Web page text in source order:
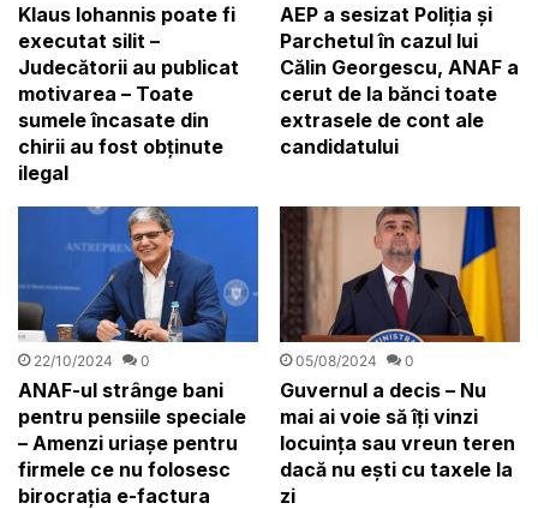
Klaus Iohannis poate fi
executat silit –
Judecătorii au publicat
motivarea – Toate
sumele încasate din
chirii au fost obținute
ilegal
AEP a sesizat Poliția și
Parchetul în cazul lui
Călin Georgescu, ANAF a
cerut de la bănci toate
extrasele de cont ale
candidatului
22/10/2024 0
ANAF-ul strânge bani
pentru pensiile speciale
– Amenzi uriașe pentru
firmele ce nu folosesc
birocrația e-factura
05/08/2024 0
Guvernul a decis – Nu
mai ai voie să îți vinzi
locuința sau vreun teren
dacă nu ești cu taxele la
zi